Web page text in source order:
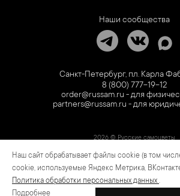
Наши сообщества
Санкт-Петербург, пл. Карла
8 (800) 777-19-12
order@russam.ru - для
partners@russam.ru - для
2026 © Русские самоцветы
Предложение не является публичной офертой. Цены на
могут отличаться. Информация на сайте о товаре
расценивается как приглашение делать оферты на
Гражданского кодекса РФ.
Наш сайт обрабатывает файлы cookie (в том
cookie, используемые Яндекс Метрика,
Политика обработки персональных данных .
Подробнее